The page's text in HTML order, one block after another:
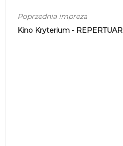
Poprzednia impreza
Kino Kryterium - REPERTUAR